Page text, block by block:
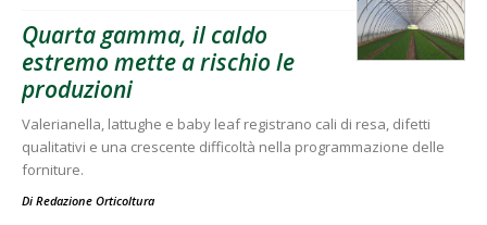
Quarta gamma, il caldo
estremo mette a rischio le
produzioni
Valerianella, lattughe e baby leaf registrano cali di resa, difetti
qualitativi e una crescente difficoltà nella programmazione delle
forniture.
Di Redazione Orticoltura